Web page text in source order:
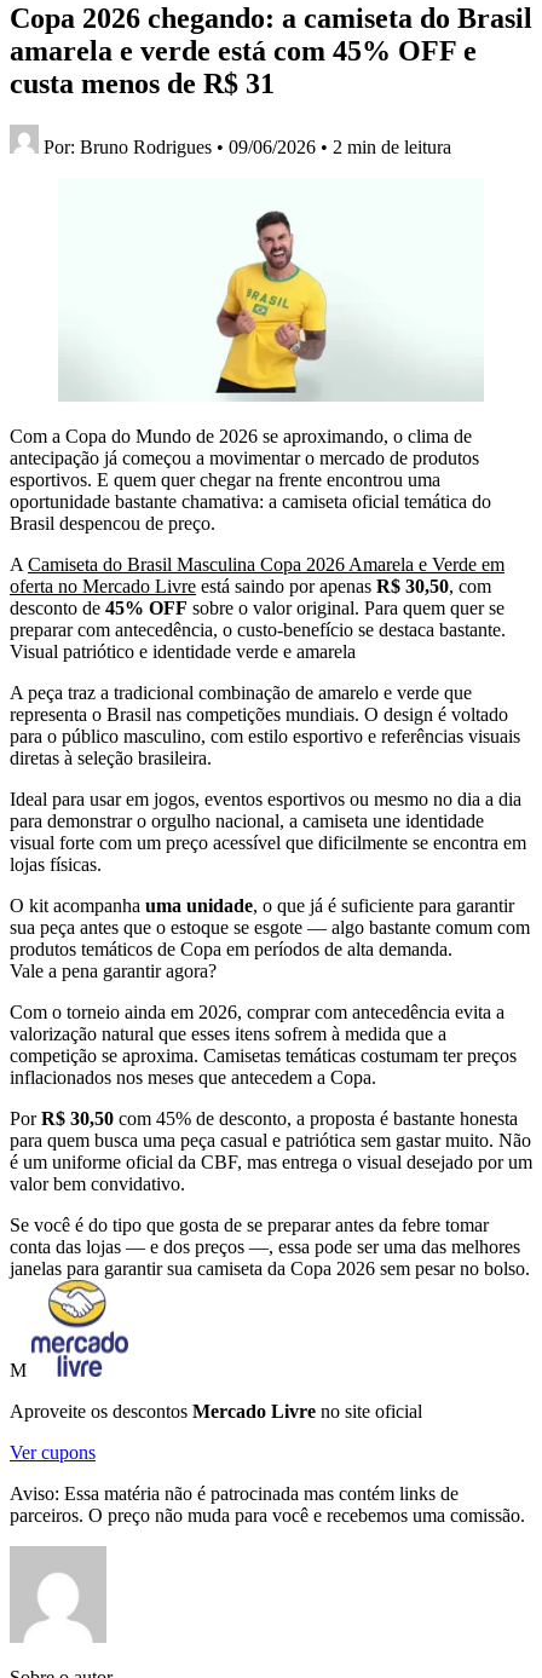
Copa 2026 chegando: a camiseta do Brasil
amarela e verde está com 45% OFF e
custa menos de R$ 31
Por: Bruno Rodrigues • 09/06/2026 • 2 min de leitura
Com a Copa do Mundo de 2026 se aproximando, o clima de
antecipação já começou a movimentar o mercado de produtos
esportivos. E quem quer chegar na frente encontrou uma
oportunidade bastante chamativa: a camiseta oficial temática do
Brasil despencou de preço.
A Camiseta do Brasil Masculina Copa 2026 Amarela e Verde em
oferta no Mercado Livre está saindo por apenas R$ 30,50, com
desconto de 45% OFF sobre o valor original. Para quem quer se
preparar com antecedência, o custo-benefício se destaca bastante.
Visual patriótico e identidade verde e amarela
A peça traz a tradicional combinação de amarelo e verde que
representa o Brasil nas competições mundiais. O design é voltado
para o público masculino, com estilo esportivo e referências visuais
diretas à seleção brasileira.
Ideal para usar em jogos, eventos esportivos ou mesmo no dia a dia
para demonstrar o orgulho nacional, a camiseta une identidade
visual forte com um preço acessível que dificilmente se encontra em
lojas físicas.
O kit acompanha uma unidade, o que já é suficiente para garantir
sua peça antes que o estoque se esgote — algo bastante comum com
produtos temáticos de Copa em períodos de alta demanda.
Vale a pena garantir agora?
Com o torneio ainda em 2026, comprar com antecedência evita a
valorização natural que esses itens sofrem à medida que a
competição se aproxima. Camisetas temáticas costumam ter preços
inflacionados nos meses que antecedem a Copa.
PorR$ 30,50 com 45% de desconto, a proposta é bastante honesta
para quem busca uma peça casual e patriótica sem gastar muito. Não
é um uniforme oficial da CBF, mas entrega o visual desejado por um
valor bem convidativo.
Se você é do tipo que gosta de se preparar antes da febre tomar
conta das lojas — e dos preços —, essa pode ser uma das melhores
janelas para garantir sua camiseta da Copa 2026 sem pesar no bolso.
M
Aproveite os descontos Mercado Livre no site oficial
Ver cupons
Aviso: Essa matéria não é patrocinada mas contém links de
parceiros. O preço não muda para você e recebemos uma comissão.